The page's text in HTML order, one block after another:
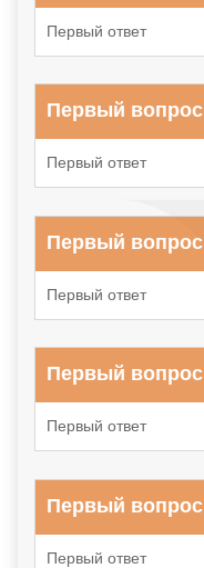
Первый ответ
Первый вопрос
Первый ответ
Первый вопрос
Первый ответ
Первый вопрос
Первый ответ
Первый вопрос
Первый ответ